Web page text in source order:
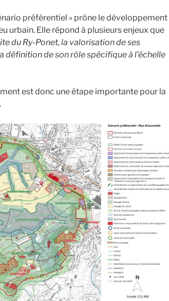
préférentiel » prône le développement
urbain. Elle répond à plusieurs enjeux que
du Ry-Ponet, la valorisation de ses
définition de son rôle spécifique à l’échelle
est donc une étape importante pour la